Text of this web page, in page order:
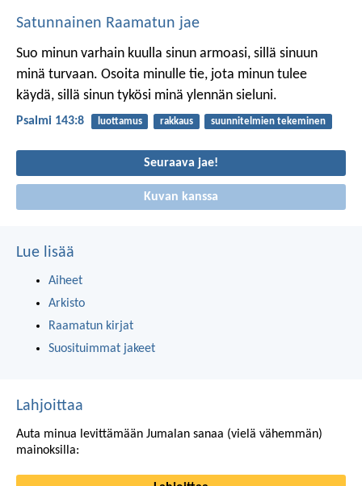
Satunnainen Raamatun jae
Suo minun varhain kuulla sinun armoasi, sillä sinuun
minä turvaan. Osoita minulle tie, jota minun tulee
käydä, sillä sinun tykösi minä ylennän sieluni.
Psalmi 143:8 luottamus rakkaus suunnitelmien tekeminen
Seuraava jae!
Kuvan kanssa
Lue lisää
Aiheet
Arkisto
Raamatun kirjat
Suosituimmat jakeet
Lahjoittaa
Auta minua levittämään Jumalan sanaa (vielä vähemmän)
mainoksilla: